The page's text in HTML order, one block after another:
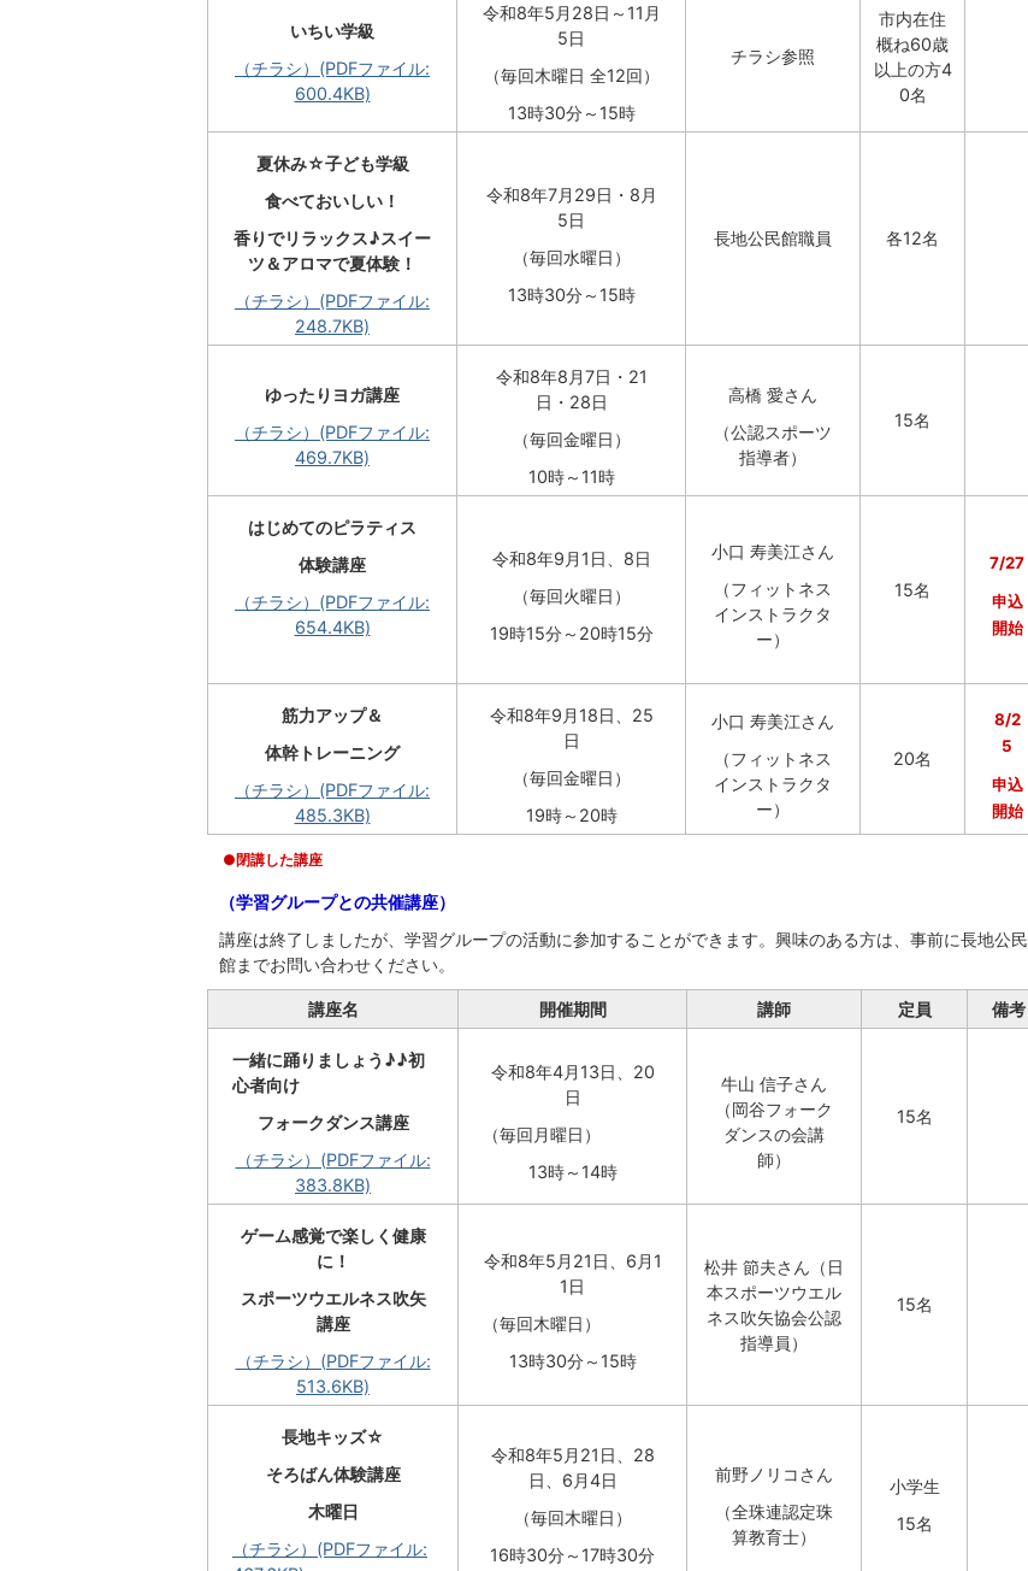
いちい学級
（チラシ）(PDFファイル:
600.4KB)
令和8年5月28日～11月
5日
（毎回木曜日 全12回）
13時30分～15時
チラシ参照
市内在住
概ね60歳
以上の方4
0名
夏休み☆子ども学級
食べておいしい！
香りでリラックス♪スイー
ツ＆アロマで夏体験！
（チラシ）(PDFファイル:
248.7KB)
令和8年7月29日・8月
5日
（毎回水曜日）
13時30分～15時
長地公民館職員 各12名
ゆったりヨガ講座
（チラシ）(PDFファイル:
469.7KB)
令和8年8月7日・21
日・28日
（毎回金曜日）
10時～11時
高橋 愛さん
（公認スポーツ
指導者）
15名
はじめてのピラティス
体験講座
（チラシ）(PDFファイル:
654.4KB)
令和8年9月1日、8日
（毎回火曜日）
19時15分～20時15分
小口 寿美江さん
（フィットネス
インストラクタ
ー）
15名
7/27
申込
開始
筋力アップ＆
体幹トレーニング
（チラシ）(PDFファイル:
485.3KB)
令和8年9月18日、25
日
（毎回金曜日）
19時～20時
小口 寿美江さん
（フィットネス
インストラクタ
ー）
20名
8/2
5
申込
開始
●閉講した講座
（学習グループとの共催講座）
講座は終了しましたが、学習グループの活動に参加することができます。興味のある方は、事前に長地公民
館までお問い合わせください。
講座名 開催期間 講師 定員 備考
一緒に踊りましょう♪♪初
心者向け
フォークダンス講座
（チラシ）(PDFファイル:
383.8KB)
令和8年4月13日、20
日
（毎回月曜日）
13時～14時
牛山 信子さん
（岡谷フォーク
ダンスの会講
師）
15名
ゲーム感覚で楽しく健康
に！
スポーツウエルネス吹矢
講座
（チラシ）(PDFファイル:
513.6KB)
令和8年5月21日、6月1
1日
（毎回木曜日）
13時30分～15時
松井 節夫さん（日
本スポーツウエル
ネス吹矢協会公認
指導員）
15名
長地キッズ☆
そろばん体験講座
木曜日
（チラシ）(PDFファイル:
令和8年5月21日、28
日、6月4日
（毎回木曜日）
16時30分～17時30分
前野ノリコさん
（全珠連認定珠
算教育士）
小学生
15名